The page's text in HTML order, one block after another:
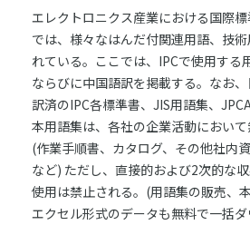
03-3588-
お問い合わ
エレクトロニクス産業における国際
では、様々なはんだ付関連用語、技
れている。ここでは、IPCで使用する
ならびに中国語訳を掲載する。なお
訳済のIPC各標準書、JIS用語集、
本用語集は、各社の企業活動において
(作業手順書、カタログ、その他社内
など) ただし、直接的および2次的な
使用は禁止される。(用語集の販売、
エクセル形式のデータも無料で一括ダ